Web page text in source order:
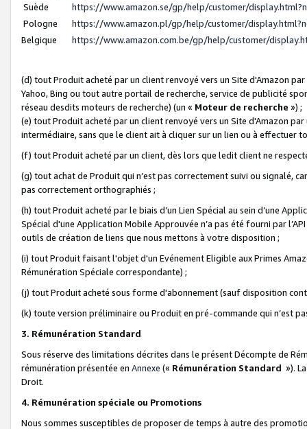
Suède
https://www.amazon.se/gp/help/customer/
Pologne
https://www.amazon.pl/gp/help/customer/
Belgique
https://www.amazon.com.be/gp/help/customer/
(d) tout Produit acheté par un client renvoyé vers un Site d'Amazon
Yahoo, Bing ou tout autre portail de recherche, service de publicité
réseau desdits moteurs de recherche) (un « Moteur de recherche ») ;
(e) tout Produit acheté par un client renvoyé vers un Site d'Amazon
intermédiaire, sans que le client ait à cliquer sur un lien ou à
(f) tout Produit acheté par un client, dès lors que ledit client ne
(g) tout achat de Produit qui n’est pas correctement suivi ou signalé,
pas correctement orthographiés ;
(h) tout Produit acheté par le biais d’un Lien Spécial au sein d’une
Spécial d'une Application Mobile Approuvée n’a pas été fourni par
outils de création de liens que nous mettons à votre disposition ;
(i) tout Produit faisant l'objet d'un Evénement Eligible aux Primes
Rémunération Spéciale correspondante) ;
(j) tout Produit acheté sous forme d'abonnement (sauf disposition
(k) toute version préliminaire ou Produit en pré-commande qui n’est
3. Rémunération Standard
Sous réserve des limitations décrites dans le présent Décompte de
rémunération présentée en Annexe (« Rémunération Standard »).
Droit.
4. Rémunération spéciale ou Promotions
Nous sommes susceptibles de proposer de temps à autre des